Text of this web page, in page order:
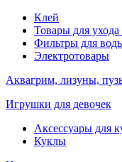
Клей
Товары для
Фильтры для
Электротовары
Аквагрим, лизуны,
Игрушки для девочек
Аксессуары для
Куклы